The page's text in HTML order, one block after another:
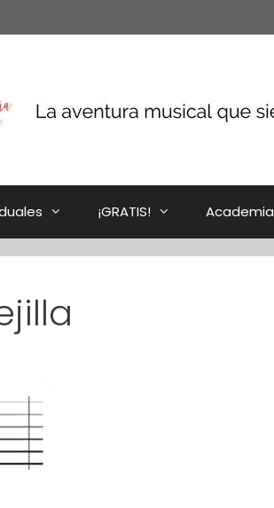
¡GRATIS! Academia